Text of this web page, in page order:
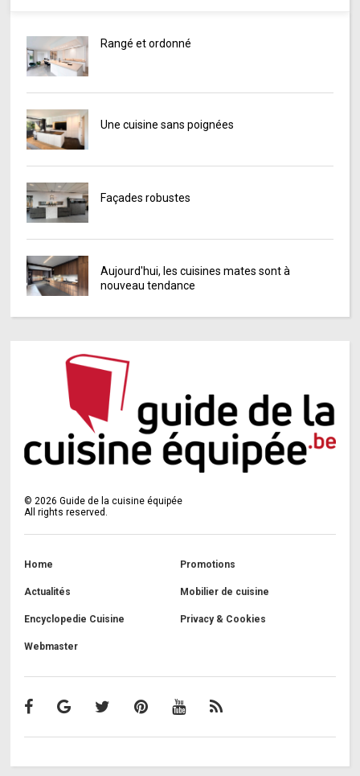
Rangé et ordonné
Une cuisine sans poignées
Façades robustes
Aujourd'hui, les cuisines mates sont à
nouveau tendance
© 2026 Guide de la cuisine équipée
All rights reserved.
Home Promotions
Actualités Mobilier de cuisine
Encyclopedie Cuisine Privacy & Cookies
Webmaster